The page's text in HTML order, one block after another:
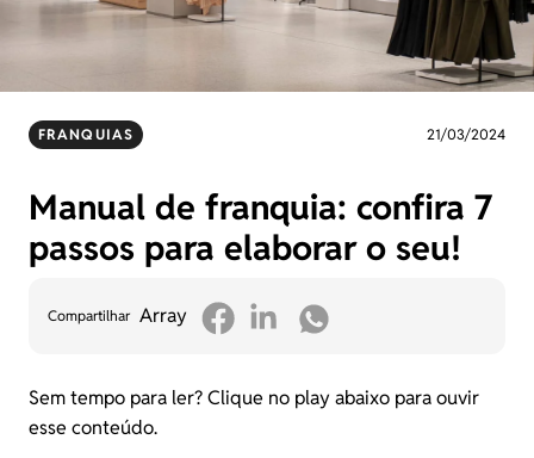
FRANQUIAS 21/03/2024
Manual de franquia: confira 7
passos para elaborar o seu!
Compartilhar Array
Sem tempo para ler? Clique no play abaixo para ouvir
esse conteúdo.